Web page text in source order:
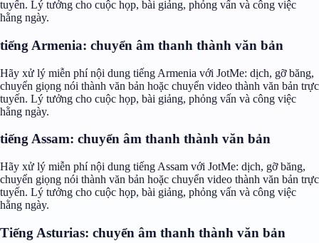
tuyến. Lý tưởng cho cuộc họp, bài giảng, phỏng vấn và công việc
hằng ngày.
tiếng Armenia: chuyển âm thanh thành văn bản
Hãy xử lý miễn phí nội dung tiếng Armenia với JotMe: dịch, gỡ băng,
chuyển giọng nói thành văn bản hoặc chuyển video thành văn bản trực
tuyến. Lý tưởng cho cuộc họp, bài giảng, phỏng vấn và công việc
hằng ngày.
tiếng Assam: chuyển âm thanh thành văn bản
Hãy xử lý miễn phí nội dung tiếng Assam với JotMe: dịch, gỡ băng,
chuyển giọng nói thành văn bản hoặc chuyển video thành văn bản trực
tuyến. Lý tưởng cho cuộc họp, bài giảng, phỏng vấn và công việc
hằng ngày.
Tiếng Asturias: chuyển âm thanh thành văn bản